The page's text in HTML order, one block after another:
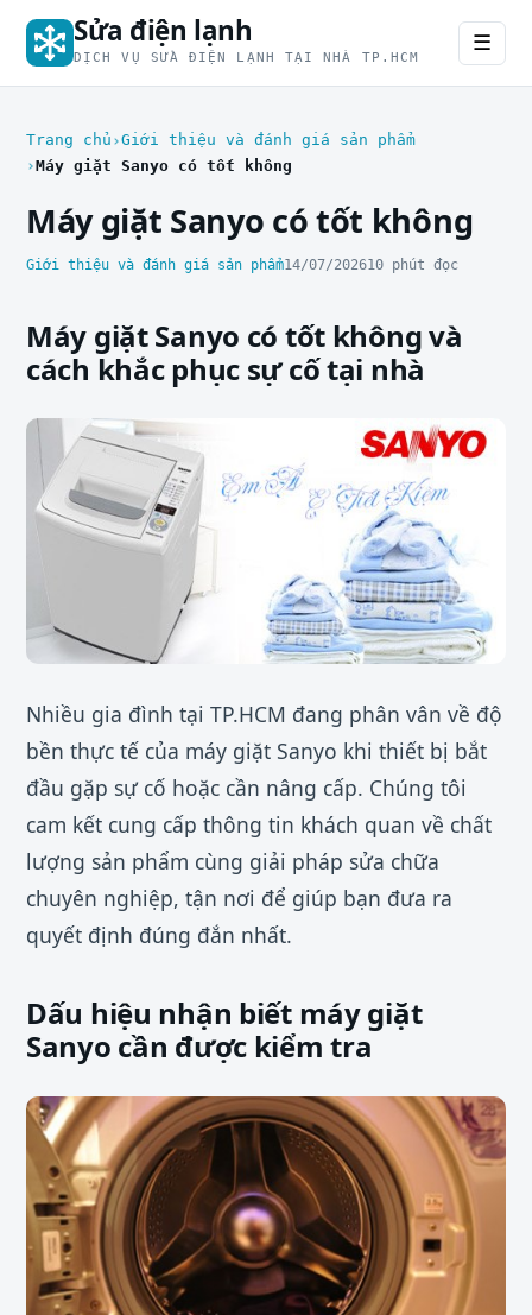
Sửa điện lạnh
DỊCH VỤ SỬA ĐIỆN LẠNH TẠI NHÀ TP.HCM
☰
Trang chủ Giới thiệu và đánh giá sản phẩm
Máy giặt Sanyo có tốt không
Máy giặt Sanyo có tốt không
Giới thiệu và đánh giá sản phẩm14/07/202610 phút đọc
Máy giặt Sanyo có tốt không và
cách khắc phục sự cố tại nhà
Nhiều gia đình tại TP.HCM đang phân vân về độ
bền thực tế của máy giặt Sanyo khi thiết bị bắt
đầu gặp sự cố hoặc cần nâng cấp. Chúng tôi
cam kết cung cấp thông tin khách quan về chất
lượng sản phẩm cùng giải pháp sửa chữa
chuyên nghiệp, tận nơi để giúp bạn đưa ra
quyết định đúng đắn nhất.
Dấu hiệu nhận biết máy giặt
Sanyo cần được kiểm tra